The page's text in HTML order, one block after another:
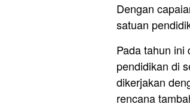
Dengan
satuan
Pada tahun ini
pendidikan di
dikerjakan
rencana